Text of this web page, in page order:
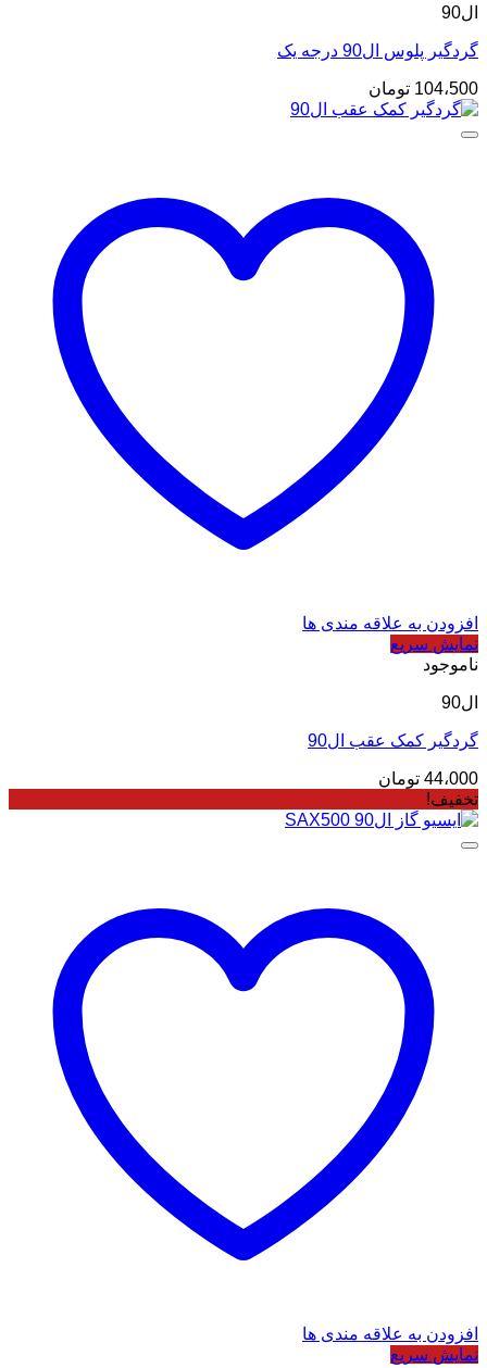
ال90
گردگیر پلوس ال90 درجه یک
104،500 تومان
افزودن به علاقه مندی ها
نمایش سریع
ناموجود
ال90
گردگیر کمک عقب ال90
44،000 تومان
تخفیف!
افزودن به علاقه مندی ها
نمایش سریع